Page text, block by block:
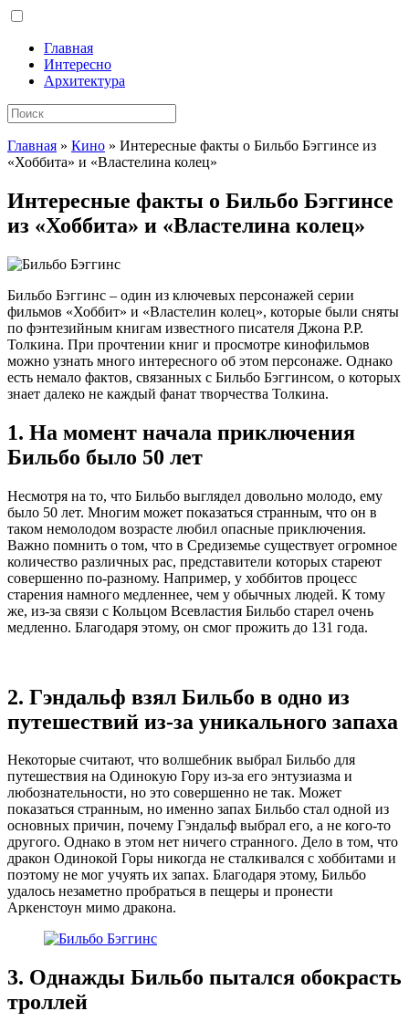
Главная
Интересно
Архитектура
Главная » Кино » Интересные факты о Бильбо Бэггинсе из
«Хоббита» и «Властелина колец»
Интересные факты о Бильбо Бэггинсе
из «Хоббита» и «Властелина колец»
Бильбо Бэггинс – один из ключевых персонажей серии
фильмов «Хоббит» и «Властелин колец», которые были сняты
по фэнтезийным книгам известного писателя Джона Р.Р.
Толкина. При прочтении книг и просмотре кинофильмов
можно узнать много интересного об этом персонаже. Однако
есть немало фактов, связанных с Бильбо Бэггинсом, о которых
знает далеко не каждый фанат творчества Толкина.
1. На момент начала приключения
Бильбо было 50 лет
Несмотря на то, что Бильбо выглядел довольно молодо, ему
было 50 лет. Многим может показаться странным, что он в
таком немолодом возрасте любил опасные приключения.
Важно помнить о том, что в Средиземье существует огромное
количество различных рас, представители которых стареют
совершенно по-разному. Например, у хоббитов процесс
старения намного медленнее, чем у обычных людей. К тому
же, из-за связи с Кольцом Всевластия Бильбо старел очень
медленно. Благодаря этому, он смог прожить до 131 года.
2. Гэндальф взял Бильбо в одно из
путешествий из-за уникального запаха
Некоторые считают, что волшебник выбрал Бильбо для
путешествия на Одинокую Гору из-за его энтузиазма и
любознательности, но это совершенно не так. Может
показаться странным, но именно запах Бильбо стал одной из
основных причин, почему Гэндальф выбрал его, а не кого-то
другого. Однако в этом нет ничего странного. Дело в том, что
дракон Одинокой Горы никогда не сталкивался с хоббитами и
поэтому не мог учуять их запах. Благодаря этому, Бильбо
удалось незаметно пробраться в пещеры и пронести
Аркенстоун мимо дракона.
3. Однажды Бильбо пытался обокрасть
троллей